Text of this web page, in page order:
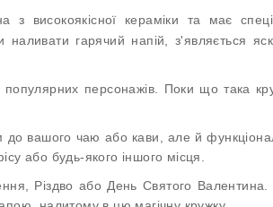
високоякісної кераміки та має
гарячий напій, з'являється
популярних персонажів. Поки що така
до вашого чаю або кави, але й
або будь-якого іншого місця.
Різдво або День Святого Валентина.